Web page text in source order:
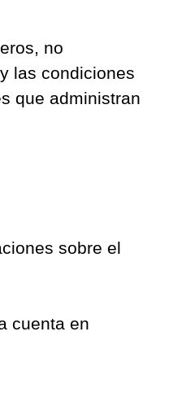
no
las condiciones
que administran
sobre el
cuenta en